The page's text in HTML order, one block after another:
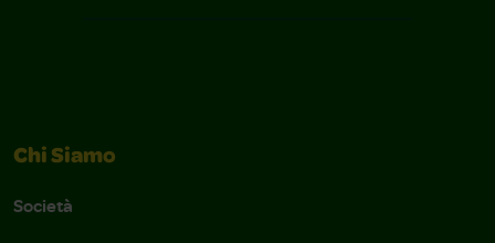
Chi Siamo
Società